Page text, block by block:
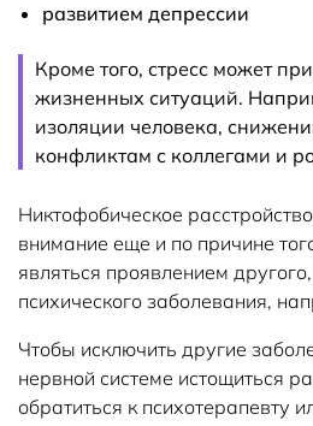
развитием депрессии
Кроме того, стресс может
жизненных ситуаций.
изоляции человека,
конфликтам с коллегами и
Никтофобическое
внимание еще и по причине
являться проявлением
психического заболевания,
Чтобы исключить другие
нервной системе истощиться
обратиться к психотерапевту